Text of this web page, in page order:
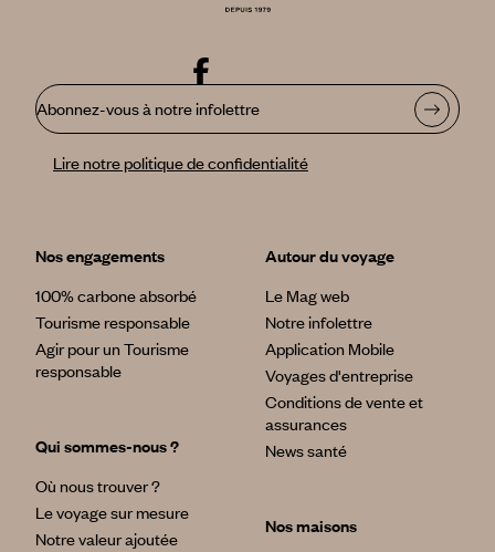
Abonnez-vous à notre infolettre
Lire notre politique de confidentialité
Nos engagements
100% carbone absorbé
Tourisme responsable
Agir pour un Tourisme
responsable
Qui sommes-nous ?
Où nous trouver ?
Le voyage sur mesure
Notre valeur ajoutée
Autour du voyage
Le Mag web
Notre infolettre
Application Mobile
Voyages d'entreprise
Conditions de vente et
assurances
News santé
Nos maisons